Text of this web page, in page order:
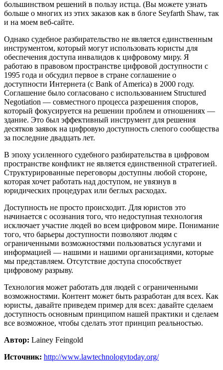
большинством решений в пользу истца. (Вы можете узнать
больше о многих из этих заказов как в блоге Seyfarth Shaw, так
и на моем веб-сайте.
Однако судебное разбирательство не является единственным
инструментом, который могут использовать юристы для
обеспечения доступа инвалидов к цифровому миру. Я
работаю в правовом пространстве цифровой доступности с
1995 года и обсудил первое в стране соглашение о
доступности Интернета (с Bank of America) в 2000 году.
Соглашение было согласовано с использованием Structured
Negotiation — совместного процесса разрешения споров,
который фокусируется на решении проблем и отношениях —
здание. Это был эффективный инструмент для решения
десятков заявок на цифровую доступность слепого сообщества
за последние двадцать лет.
В эпоху усиленного судебного разбирательства в цифровом
пространстве конфликт не является единственной стратегией.
Структурированные переговоры доступны любой стороне,
которая хочет работать над доступом, не увязнув в
юридических процедурах или беглых расходах.
Доступность не просто происходит. Для юристов это
начинается с осознания того, что недоступная технология
исключает участие людей во всем цифровом мире. Понимание
того, что барьеры доступности позволяют людям с
ограниченными возможностями пользоваться услугами и
информацией — нашими и нашими организациями, которые
мы представляем. Отсутствие доступа способствует
цифровому разрыву.
Технология может работать для людей с ограниченными
возможностями. Контент может быть разработан для всех. Как
юристы, давайте приведем пример для всех: давайте сделаем
доступность основным принципом нашей практики и сделаем
все возможное, чтобы сделать этот принцип реальностью.
Автор: Lainey Feingold
Источник: http://www.lawtechnologytoday.org/